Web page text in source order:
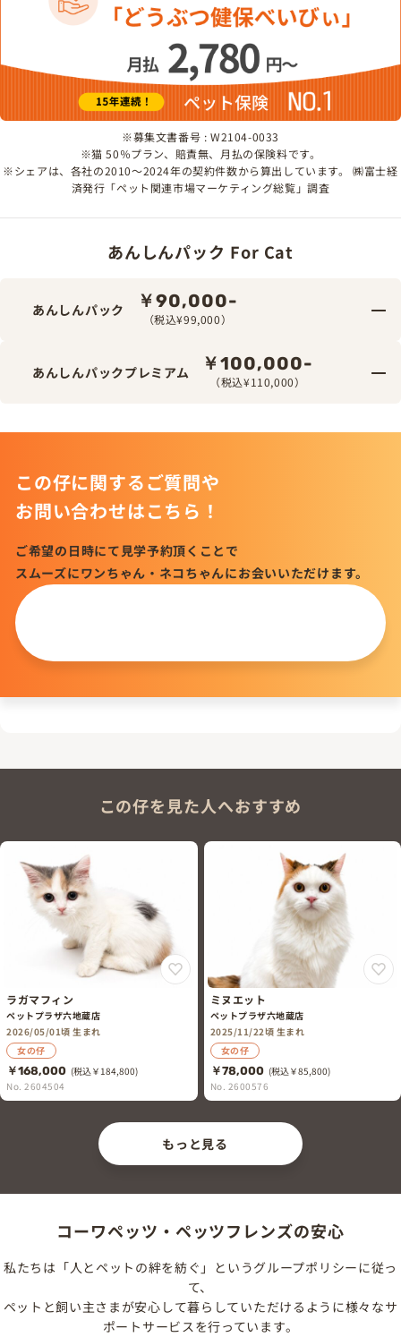
※募集文書番号 : W2104-0033
※猫 50％プラン、賠責無、月払の保険料です。
※シェアは、各社の2010～2024年の契約件数から算出しています。 ㈱富士経
済発行「ペット関連市場マーケティング総覧」調査
あんしんパック For Cat
あんしんパック ￥90,000-
（税込¥99,000）
あんしんパックプレミアム ￥100,000-
（税込¥110,000）
この仔に関するご質問や
お問い合わせはこちら！
ご希望の日時にて見学予約頂くことで
スムーズにワンちゃん・ネコちゃんにお会いいただけます。
この仔を見た人へおすすめ
ラガマフィン
ペットプラザ六地蔵店
2026/05/01頃 生まれ
女の仔
￥168,000 (税込￥184,800)
No. 2604504
ミヌエット
ペットプラザ六地蔵店
2025/11/22頃 生まれ
女の仔
￥78,000 (税込￥85,800)
No. 2600576
もっと見る
コーワペッツ・ペッツフレンズの安心
私たちは「人とペットの絆を紡ぐ」というグループポリシーに従っ
て、
ペットと飼い主さまが安心して暮らしていただけるように様々なサ
ポートサービスを行っています。